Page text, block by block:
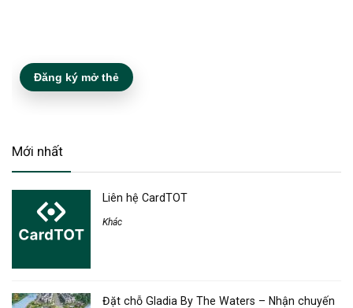
Đăng ký mở thẻ
Mới nhất
Liên hệ CardTOT
Khác
Đặt chỗ Gladia By The Waters – Nhận chuyến